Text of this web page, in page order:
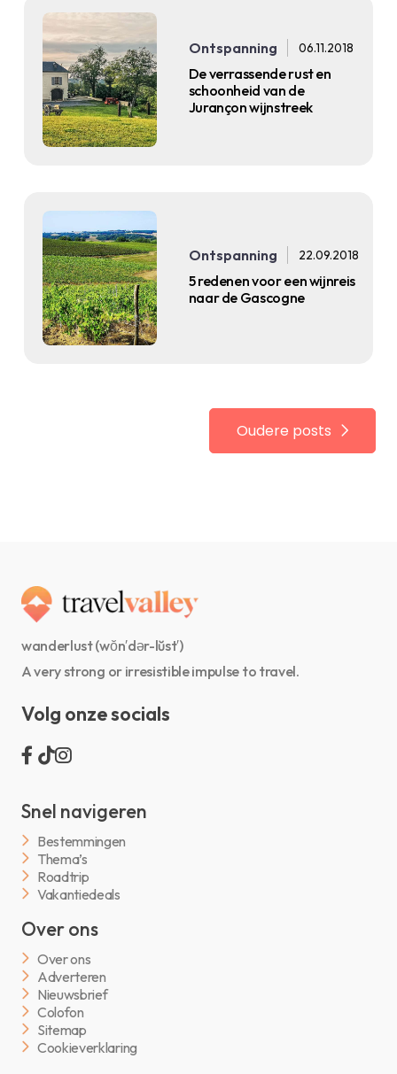
Ontspanning 06.11.2018
De verrassende rust en
schoonheid van de
Jurançon wijnstreek
Ontspanning 22.09.2018
5 redenen voor een wijnreis
naar de Gascogne
Oudere posts
wanderlust (wŏn′dər-lŭst′)
A very strong or irresistible impulse to travel.
Volg onze socials
Snel navigeren
Bestemmingen
Thema’s
Roadtrip
Vakantiedeals
Over ons
Over ons
Adverteren
Nieuwsbrief
Colofon
Sitemap
Cookieverklaring